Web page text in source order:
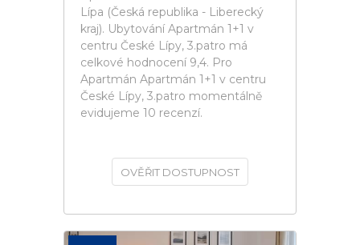
Lípa (Česká republika - Liberecký
kraj). Ubytování Apartmán 1+1 v
centru České Lípy, 3.patro má
celkové hodnocení 9,4. Pro
Apartmán Apartmán 1+1 v centru
České Lípy, 3.patro momentálně
evidujeme 10 recenzí.
OVĚŘIT DOSTUPNOST